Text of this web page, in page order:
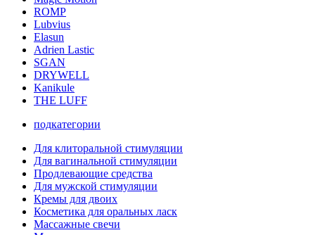
ROMP
Lubvius
Elasun
Adrien Lastic
SGAN
DRYWELL
Kanikule
THE LUFF
подкатегории
Для клиторальной стимуляции
Для вагинальной стимуляции
Продлевающие средства
Для мужской стимуляции
Кремы для двоих
Косметика для оральных ласк
Массажные свечи